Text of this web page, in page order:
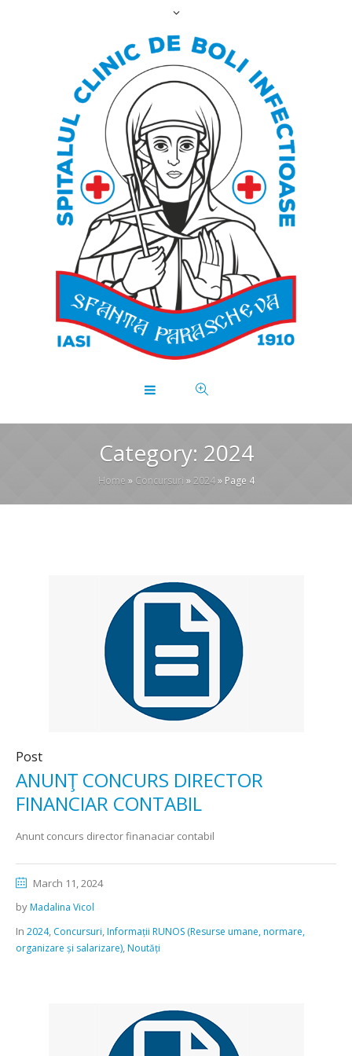
Category: 2024
Home » Concursuri »2024» Page 4
Post
ANUNŢ CONCURS DIRECTOR
FINANCIAR CONTABIL
Anunt concurs director finanaciar contabil
March 11, 2024
byMadalina Vicol
In 2024, Concursuri,Informații RUNOS (Resurse umane, normare,
organizare și salarizare),Noutăți